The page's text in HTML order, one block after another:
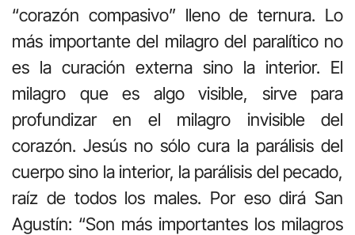
“corazón compasivo” lleno de ternura. Lo
más importante del milagro del paralítico no
es la curación externa sino la interior. El
milagro que es algo visible, sirve para
profundizar en el milagro invisible del
corazón. Jesús no sólo cura la parálisis del
cuerpo sino la interior, la parálisis del pecado,
raíz de todos los males. Por eso dirá San
Agustín: “Son más importantes los milagros